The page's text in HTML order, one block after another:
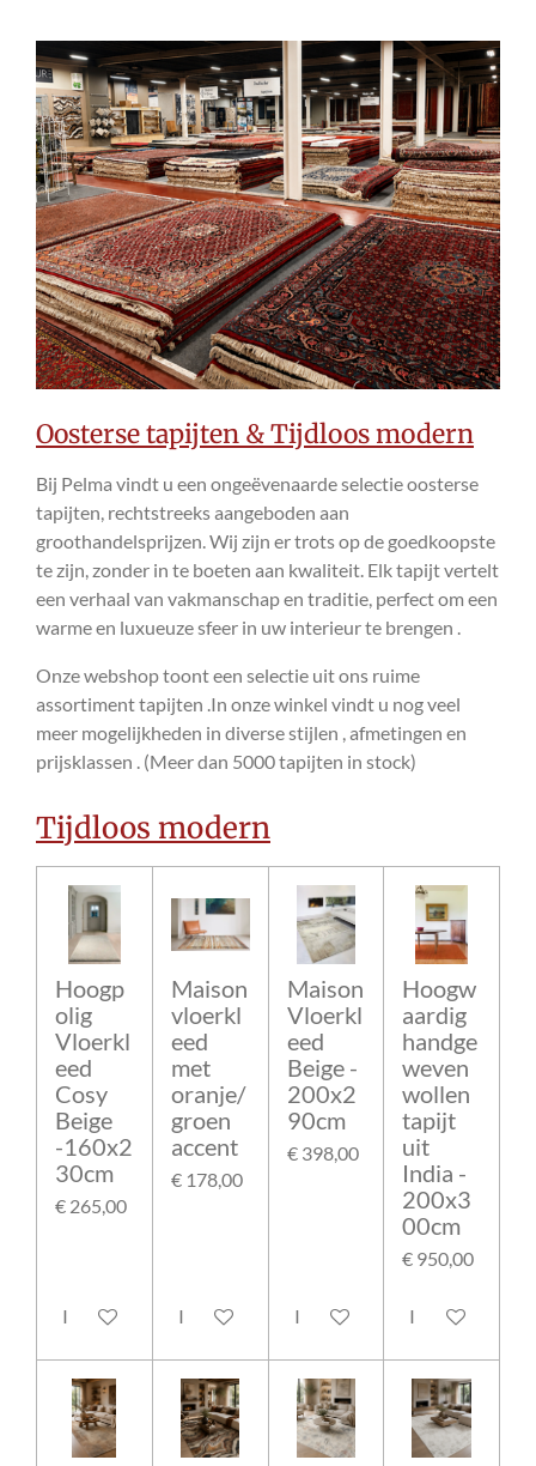
Oosterse tapijten & Tijdloos modern
Bij Pelma vindt u een ongeëvenaarde selectie oosterse
tapijten, rechtstreeks aangeboden aan
groothandelsprijzen. Wij zijn er trots op de goedkoopste
te zijn, zonder in te boeten aan kwaliteit. Elk tapijt vertelt
een verhaal van vakmanschap en traditie, perfect om een
warme en luxueuze sfeer in uw interieur te brengen .
Onze webshop toont een selectie uit ons ruime
assortiment tapijten .In onze winkel vindt u nog veel
meer mogelijkheden in diverse stijlen , afmetingen en
prijsklassen . (Meer dan 5000 tapijten in stock)
Tijdloos modern
Hoogp
olig
Vloerkl
eed
Cosy
Beige
-160x2
30cm
€ 265,00
In winkelwagen
Maison
vloerkl
eed
met
oranje/
groen
accent
€ 178,00
In winkelwagen
Maison
Vloerkl
eed
Beige -
200x2
90cm
€ 398,00
In winkelwagen
Hoogw
aardig
handge
weven
wollen
tapijt
uit
India -
200x3
00cm
€ 950,00
In